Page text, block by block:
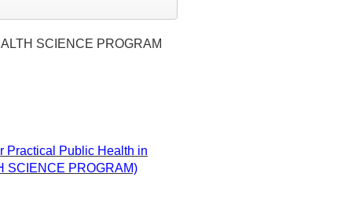
SCIENCE PROGRAM
Practical Public Health in
SCIENCE PROGRAM)